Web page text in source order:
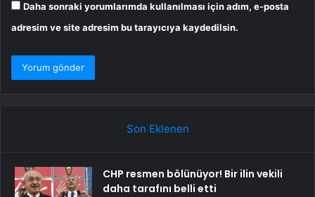
Daha sonraki yorumlarımda kullanılması için adım, e-posta
adresim ve site adresim bu tarayıcıya kaydedilsin.
Son Eklenen
CHP resmen bölünüyor! Bir ilin vekili
daha tarafını belli etti